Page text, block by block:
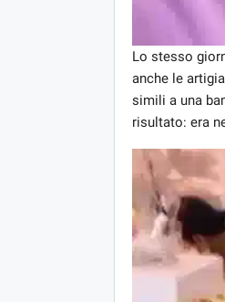
Lo stesso
anche le
simili a una
risultato: era